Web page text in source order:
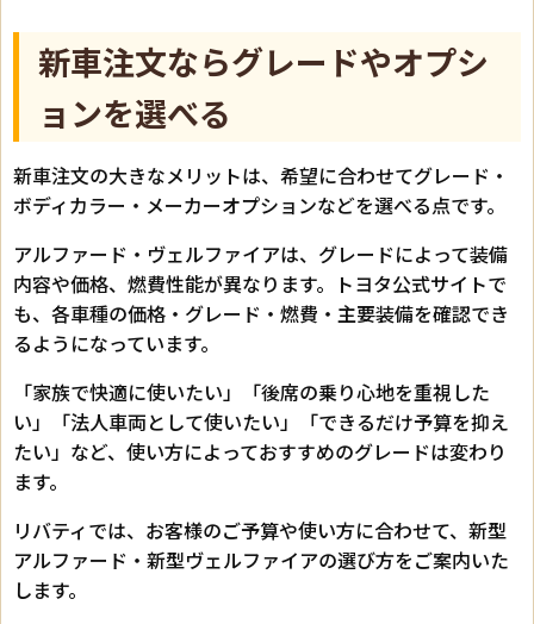
新車注文ならグレードやオプシ
ョンを選べる
新車注文の大きなメリットは、希望に合わせてグレード・
ボディカラー・メーカーオプションなどを選べる点です。
アルファード・ヴェルファイアは、グレードによって装備
内容や価格、燃費性能が異なります。トヨタ公式サイトで
も、各車種の価格・グレード・燃費・主要装備を確認でき
るようになっています。
「家族で快適に使いたい」「後席の乗り心地を重視した
い」「法人車両として使いたい」「できるだけ予算を抑え
たい」など、使い方によっておすすめのグレードは変わり
ます。
リバティでは、お客様のご予算や使い方に合わせて、新型
アルファード・新型ヴェルファイアの選び方をご案内いた
します。